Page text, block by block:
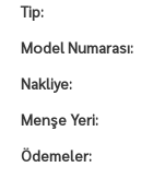
Tip:
Model Numarası:
Nakliye:
Menşe Yeri:
Ödemeler: